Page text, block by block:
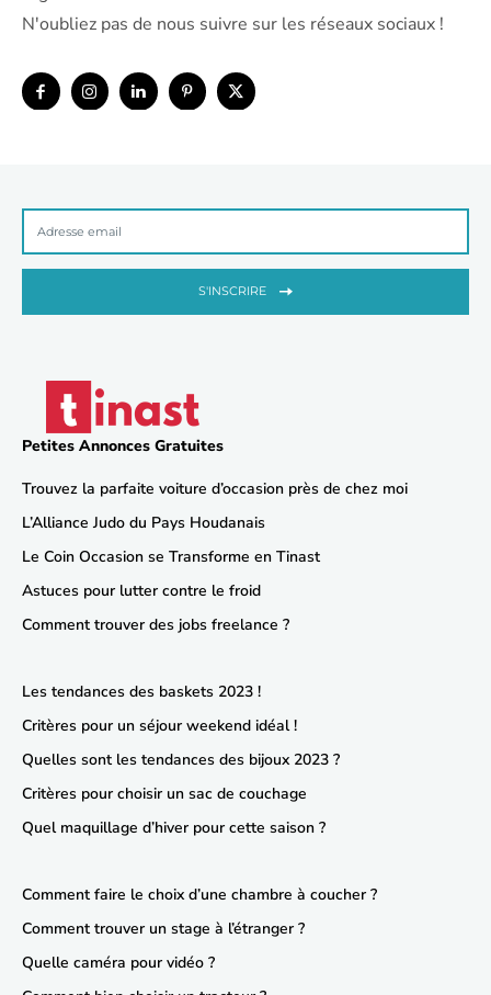
N'oubliez pas de nous suivre sur les réseaux sociaux !
S'INSCRIRE
Petites Annonces Gratuites
Trouvez la parfaite voiture d’occasion près de chez moi
L’Alliance Judo du Pays Houdanais
Le Coin Occasion se Transforme en Tinast
Astuces pour lutter contre le froid
Comment trouver des jobs freelance ?
Les tendances des baskets 2023 !
Critères pour un séjour weekend idéal !
Quelles sont les tendances des bijoux 2023 ?
Critères pour choisir un sac de couchage
Quel maquillage d’hiver pour cette saison ?
Comment faire le choix d’une chambre à coucher ?
Comment trouver un stage à l’étranger ?
Quelle caméra pour vidéo ?